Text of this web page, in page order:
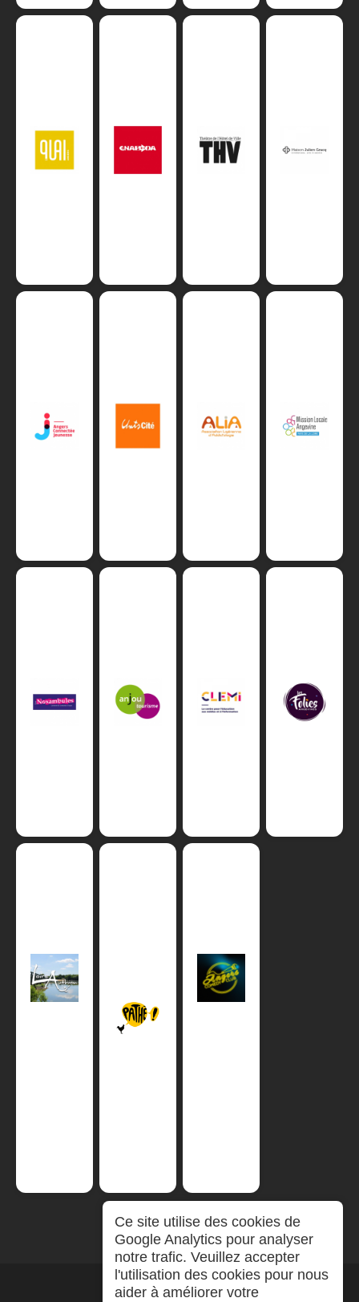
Ce site utilise des cookies de
Google Analytics pour analyser
notre trafic. Veuillez accepter
l'utilisation des cookies pour nous
aider à améliorer votre